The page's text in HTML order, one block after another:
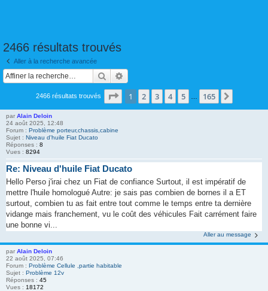
2466 résultats trouvés
Aller à la recherche avancée
Rechercher
2466 résultats trouvés Page 1sur165
1 2 3 4 5 165
par Alain Deloin
24 août 2025, 12:48
Forum : Problème porteur,chassis,cabine
Sujet : Niveau d'huile Fiat Ducato
Réponses : 8
Vues : 8294
Re: Niveau d'huile Fiat Ducato
Hello Perso j'irai chez un Fiat de confiance Surtout, il est impératif de
mettre l'huile homologué Autre: je sais pas combien de bornes il a ET
surtout, combien tu as fait entre tout comme le temps entre ta dernière
vidange mais franchement, vu le coût des véhicules Fait carrément faire
une bonne vi...
Aller au message
par Alain Deloin
22 août 2025, 07:46
Forum : Problème Cellule ,partie habitable
Sujet : Problème 12v
Réponses : 45
Vues : 18172